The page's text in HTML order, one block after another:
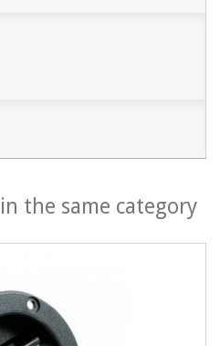
the same category